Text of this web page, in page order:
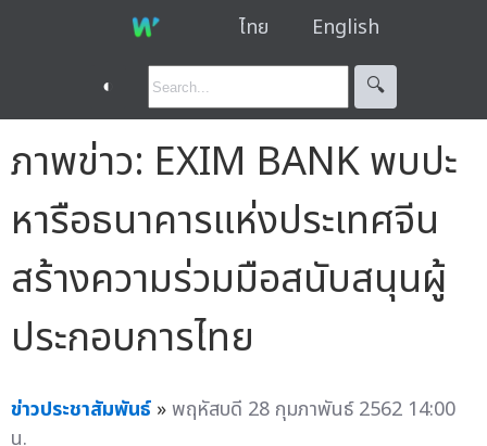
ไทย English
◐ 🔍︎
ภาพข่าว: EXIM BANK พบปะ
หารือธนาคารแห่งประเทศจีน
สร้างความร่วมมือสนับสนุนผู้
ประกอบการไทย
ข่าวประชาสัมพันธ์ »พฤหัสบดี 28 กุมภาพันธ์ 2562 14:00
น.